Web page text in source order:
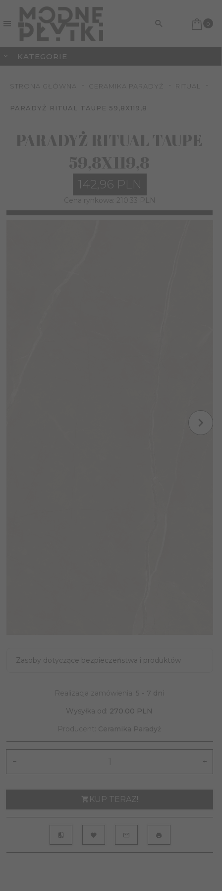
0
KATEGORIE
STRONA GŁÓWNA CERAMIKA PARADYŻ RITUAL
PARADYŻ RITUAL TAUPE 59,8X119,8
PARADYŻ RITUAL TAUPE
59,8X119,8
142,96 PLN
Cena rynkowa: 210.33 PLN
Zasoby dotyczące bezpieczeństwa i produktów
Realizacja zamówienia: 5 - 7 dni
Wysyłka od: 270.00 PLN
Producent: Ceramika Paradyż
KUP TERAZ!